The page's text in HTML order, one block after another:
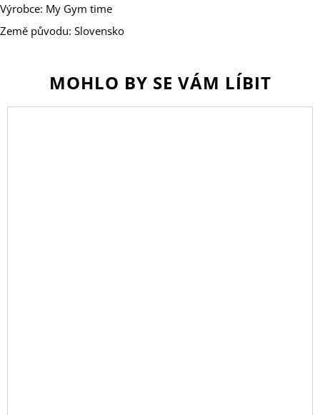
Výrobce: My Gym time
Země původu: Slovensko
MOHLO BY SE VÁM LÍBIT